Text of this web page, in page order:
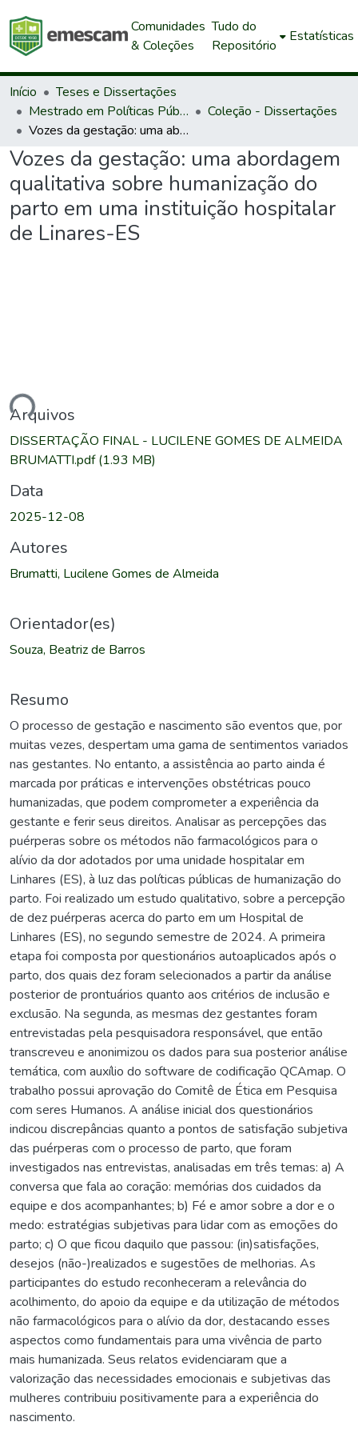
Comunidades
& Coleções
Tudo do
Repositório
Estatísticas
Início
Teses e Dissertações
Mestrado em Políticas Públicas e Desenvolvimento Local
Coleção - Dissertações
Vozes da gestação: uma abordagem qualitativa sobre humanização do parto em uma instituição hospitalar de Linares-ES
Vozes da gestação: uma abordagem
qualitativa sobre humanização do
parto em uma instituição hospitalar
de Linares-ES
Arquivos
DISSERTAÇÃO FINAL - LUCILENE GOMES DE ALMEIDA
BRUMATTI.pdf(1.93 MB)
Data
2025-12-08
Autores
Brumatti, Lucilene Gomes de Almeida
Orientador(es)
Souza, Beatriz de Barros
Resumo
O processo de gestação e nascimento são eventos que, por
muitas vezes, despertam uma gama de sentimentos variados
nas gestantes. No entanto, a assistência ao parto ainda é
marcada por práticas e intervenções obstétricas pouco
humanizadas, que podem comprometer a experiência da
gestante e ferir seus direitos. Analisar as percepções das
puérperas sobre os métodos não farmacológicos para o
alívio da dor adotados por uma unidade hospitalar em
Linhares (ES), à luz das políticas públicas de humanização do
parto. Foi realizado um estudo qualitativo, sobre a percepção
de dez puérperas acerca do parto em um Hospital de
Linhares (ES), no segundo semestre de 2024. A primeira
etapa foi composta por questionários autoaplicados após o
parto, dos quais dez foram selecionados a partir da análise
posterior de prontuários quanto aos critérios de inclusão e
exclusão. Na segunda, as mesmas dez gestantes foram
entrevistadas pela pesquisadora responsável, que então
transcreveu e anonimizou os dados para sua posterior análise
temática, com auxílio do software de codificação QCAmap. O
trabalho possui aprovação do Comitê de Ética em Pesquisa
com seres Humanos. A análise inicial dos questionários
indicou discrepâncias quanto a pontos de satisfação subjetiva
das puérperas com o processo de parto, que foram
investigados nas entrevistas, analisadas em três temas: a) A
conversa que fala ao coração: memórias dos cuidados da
equipe e dos acompanhantes; b) Fé e amor sobre a dor e o
medo: estratégias subjetivas para lidar com as emoções do
parto; c) O que ficou daquilo que passou: (in)satisfações,
desejos (não-)realizados e sugestões de melhorias. As
participantes do estudo reconheceram a relevância do
acolhimento, do apoio da equipe e da utilização de métodos
não farmacológicos para o alívio da dor, destacando esses
aspectos como fundamentais para uma vivência de parto
mais humanizada. Seus relatos evidenciaram que a
valorização das necessidades emocionais e subjetivas das
mulheres contribuiu positivamente para a experiência do
nascimento.